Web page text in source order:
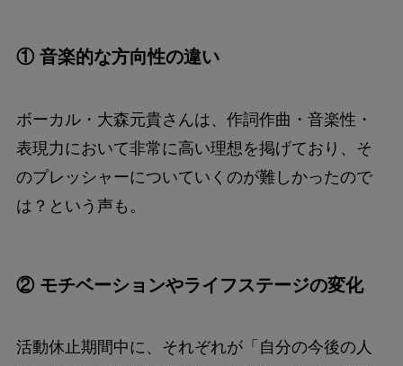
① 音楽的な方向性の違い
ボーカル・大森元貴さんは、作詞作曲・音楽性・
表現力において非常に高い理想を掲げており、そ
のプレッシャーについていくのが難しかったので
は？という声も。
② モチベーションやライフステージの変化
活動休止期間中に、それぞれが「自分の今後の人